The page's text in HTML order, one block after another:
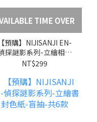
TIME OVER
【預購】NIJISANJI EN-
探謎影系列-立繪相框
金屬別針-盲抽-共6款
NT$299